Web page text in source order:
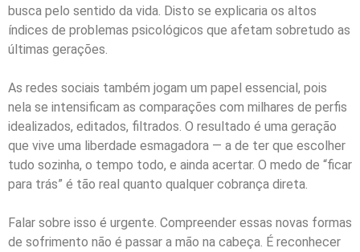
busca pelo sentido da vida. Disto se explicaria os altos
índices de problemas psicológicos que afetam sobretudo as
últimas gerações.
As redes sociais também jogam um papel essencial, pois
nela se intensificam as comparações com milhares de perfis
idealizados, editados, filtrados. O resultado é uma geração
que vive uma liberdade esmagadora — a de ter que escolher
tudo sozinha, o tempo todo, e ainda acertar. O medo de “ficar
para trás” é tão real quanto qualquer cobrança direta.
Falar sobre isso é urgente. Compreender essas novas formas
de sofrimento não é passar a mão na cabeça. É reconhecer